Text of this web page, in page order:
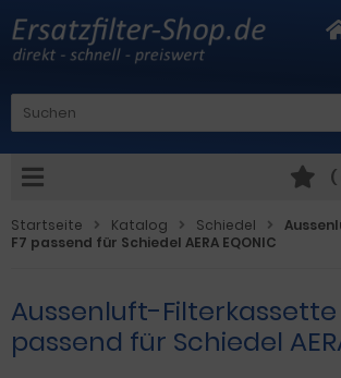
(
Startseite Katalog Schiedel
F7 passend für Schiedel AERA EQONIC
Aussenluft-Filterkassette
passend für Schiedel